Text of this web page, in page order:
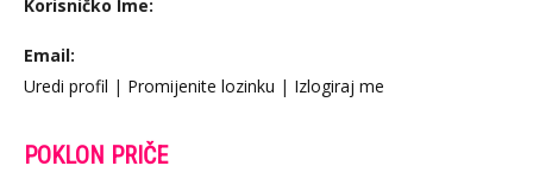
Korisničko Ime:
Email:
Uredi profil | Promijenite lozinku | Izlogiraj me
POKLON PRIČE